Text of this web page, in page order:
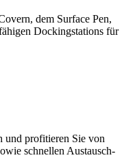
dem Surface Pen,
Dockingstations für
und profitieren Sie von
schnellen Austausch-